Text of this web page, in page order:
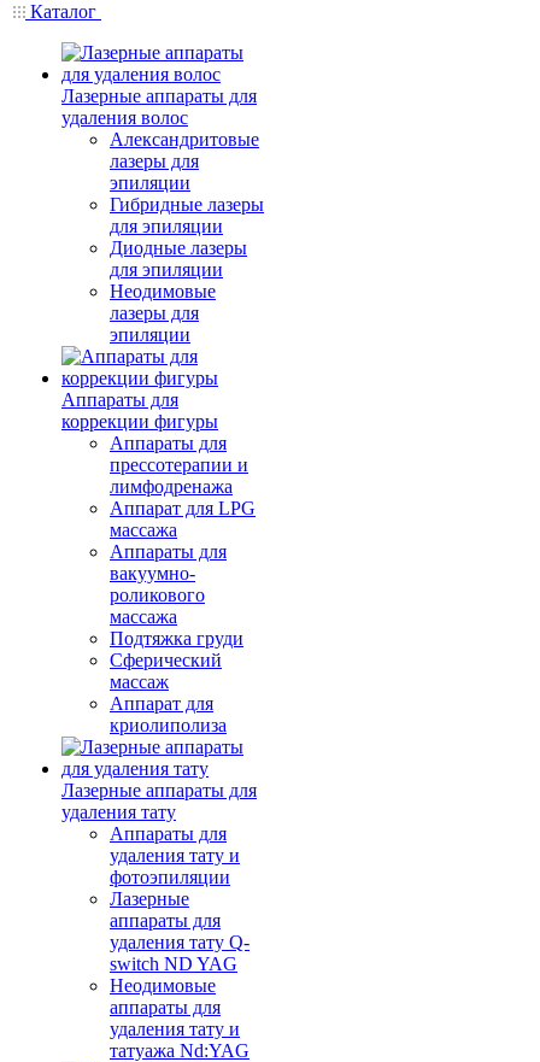
Каталог
Лазерные аппараты для
удаления волос
Александритовые
лазеры для
эпиляции
Гибридные лазеры
для эпиляции
Диодные лазеры
для эпиляции
Неодимовые
лазеры для
эпиляции
Аппараты для
коррекции фигуры
Аппараты для
прессотерапии и
лимфодренажа
Аппарат для LPG
массажа
Аппараты для
вакуумно-
роликового
массажа
Подтяжка груди
Сферический
массаж
Аппарат для
криолиполиза
Лазерные аппараты для
удаления тату
Аппараты для
удаления тату и
фотоэпиляции
Лазерные
аппараты для
удаления тату Q-
switch ND YAG
Неодимовые
аппараты для
удаления тату и
татуажа Nd:YAG